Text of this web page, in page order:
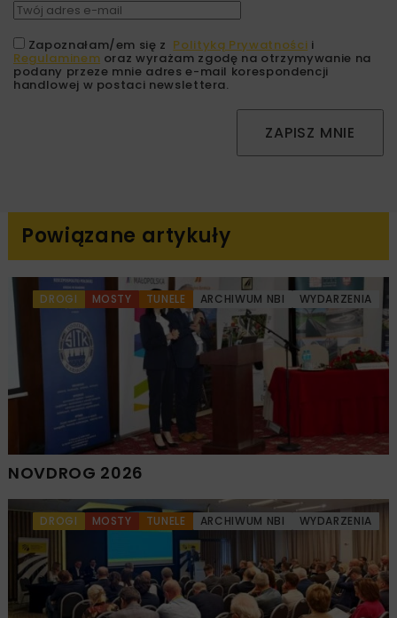
Zapoznałam/em się z Polityką Prywatności i
Regulaminem oraz wyrażam zgodę na otrzymywanie na
podany przeze mnie adres e-mail korespondencji
handlowej w postaci newslettera.
ZAPISZ MNIE
Powiązane artykuły
DROGI MOSTY TUNELE ARCHIWUM NBI WYDARZENIA
NOVDROG 2026
DROGI MOSTY TUNELE ARCHIWUM NBI WYDARZENIA